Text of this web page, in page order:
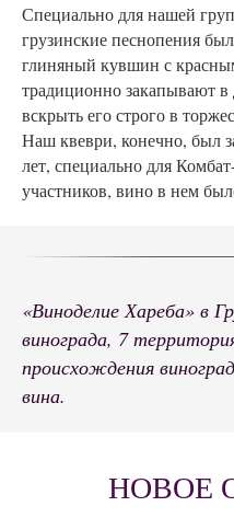
Специально для нашей
грузинские песнопения
глиняный кувшин с
традиционно закапывают
вскрыть его строго в
Наш квеври, конечно, был
лет, специально для
участников, вино в нем
«Виноделие Хареба» в
винограда, 7
происхождения
вина.
НОВОЕ